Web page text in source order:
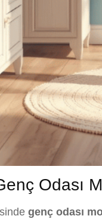
Odası
genç odası